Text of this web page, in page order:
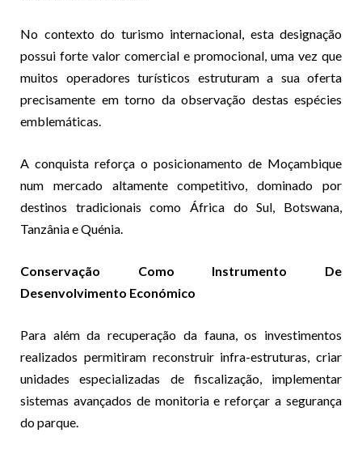
No contexto do turismo internacional, esta designação
possui forte valor comercial e promocional, uma vez que
muitos operadores turísticos estruturam a sua oferta
precisamente em torno da observação destas espécies
emblemáticas.
A conquista reforça o posicionamento de Moçambique
num mercado altamente competitivo, dominado por
destinos tradicionais como África do Sul, Botswana,
Tanzânia e Quénia.
Conservação Como Instrumento De
Desenvolvimento Económico
Para além da recuperação da fauna, os investimentos
realizados permitiram reconstruir infra-estruturas, criar
unidades especializadas de fiscalização, implementar
sistemas avançados de monitoria e reforçar a segurança
do parque.